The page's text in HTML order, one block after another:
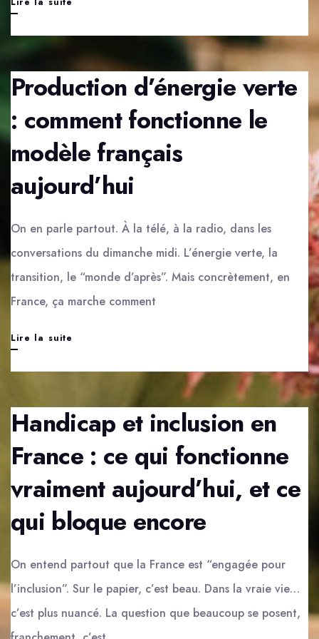
comment
s’y
retrouver
entre
naturel,
Production d’énergie verte
: comment fonctionne le
modèle français
aujourd’hui
On en parle partout. À la télé, à la radio, dans les
conversations du dimanche midi. L’énergie verte, la
transition, le “monde d’après”. Mais concrètement, en
France, ça marche comment
Lire la suite
:
comment
fonctionne
le
français
Handicap et inclusion en
France : ce qui fonctionne
vraiment aujourd’hui, et ce
qui bloque encore
On entend partout que la France est “engagée pour
l’inclusion”. Sur le papier, c’est beau. Dans la vraie vie…
c’est plus nuancé. La question que beaucoup se posent,